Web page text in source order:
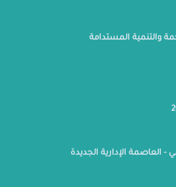
والتنمية المستدامة
- العاصمة الإدارية الجديدة